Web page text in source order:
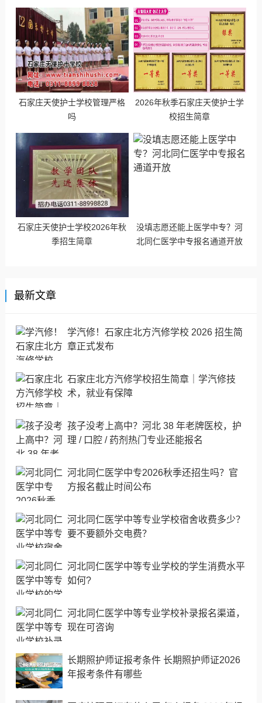
石家庄天使护士学校管理严格
吗
2026年秋季石家庄天使护士学
校招生简章
石家庄天使护士学校2026年秋
季招生简章
没填志愿还能上医学中专？河
北同仁医学中专报名通道开放
最新文章
学汽修！石家庄北方汽修学校 2026 招生简
章正式发布
石家庄北方汽修学校招生简章｜学汽修技
术，就业有保障
孩子没考上高中？河北 38 年老牌医校，护
理 / 口腔 / 药剂热门专业还能报名
河北同仁医学中专2026秋季还招生吗？官
方报名截止时间公布
河北同仁医学中等专业学校宿舍收费多少？
要不要额外交电费？
河北同仁医学中等专业学校的学生消费水平
如何?
河北同仁医学中等专业学校补录报名渠道，
现在可咨询
长期照护师证报考条件 长期照护师证2026
年报考条件有哪些